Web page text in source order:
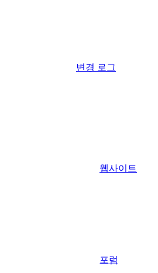
변경 로그
웹사이트
포럼